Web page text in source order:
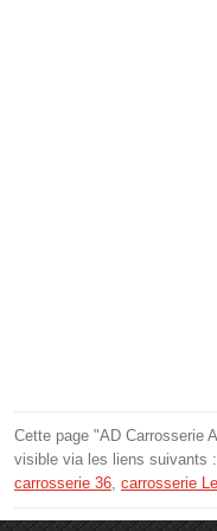
Cette page "AD Carrosserie
visible via les liens suivants :
carrosserie 36, carrosserie